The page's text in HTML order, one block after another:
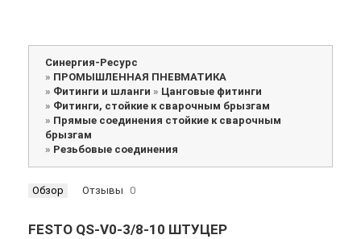
Синергия-Ресурс
» ПРОМЫШЛЕННАЯ ПНЕВМАТИКА
» Фитинги и шланги » Цанговые фитинги
» Фитинги, стойкие к сварочным брызгам
» Прямые соединения стойкие к сварочным
брызгам
» Резьбовые соединения
Обзор Отзывы 0
FESTO QS-V0-3/8-10 ШТУЦЕР